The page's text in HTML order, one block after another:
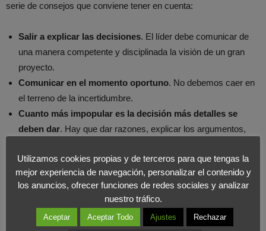
serie de consejos que conviene tener en cuenta:
Salir a explicar las decisiones. El líder debe comunicar de
una manera competente y disciplinada la visión de un gran
proyecto.
Comunicar en el momento oportuno. No debemos caer en
el terreno de la incertidumbre.
Cuanto más impopular es la decisión más detalles se
deben dar. Hay que dar razones, explicar los argumentos,
esa medida.
Todos a una. Todos los colaboradores deben difundir el
mismo mensaje. De lo contrario, restaremos credibilidad a
nuestra posición.
Primero los de casa. De cualquier decisión es imprescindible
Utilizamos cookies propias y de terceros para que tengas la
mejor experiencia de navegación, personalizar el contenido y
los anuncios, ofrecer funciones de redes sociales y analizar
nuestro tráfico.
Aceptar Aceptar Todo Ajustes Rechazar